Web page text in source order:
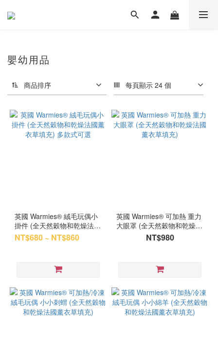
嬰幼用品
商品排序 每頁顯示 24 個
英國 Warmies® 絨毛玩偶小
掛件 (全天然穀物和乾燥法國
薰衣草填充) 多款式可選
NT$680 ~ NT$860
英國 Warmies® 可加熱 重力
大眼罩 (全天然穀物和乾燥法
國薰衣草填充)NT$980